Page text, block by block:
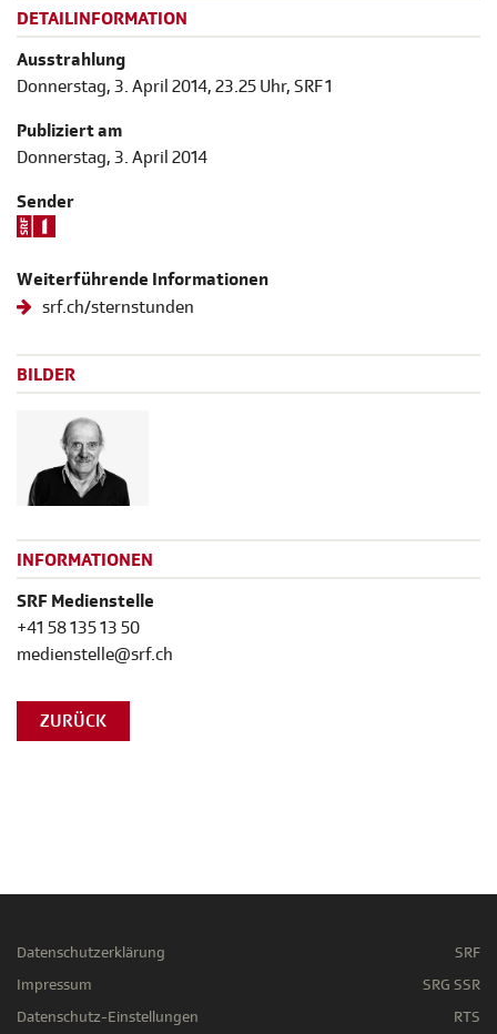
DETAILINFORMATION
Ausstrahlung
Donnerstag, 3. April 2014, 23.25 Uhr, SRF 1
Publiziert am
Donnerstag, 3. April 2014
Sender
Weiterführende Informationen
srf.ch/sternstunden
BILDER
INFORMATIONEN
SRF Medienstelle
+41 58 135 13 50
medienstelle@srf.ch
ZURÜCK
Datenschutzerklärung
Impressum
Datenschutz-Einstellungen
SRF
SRG SSR
RTS